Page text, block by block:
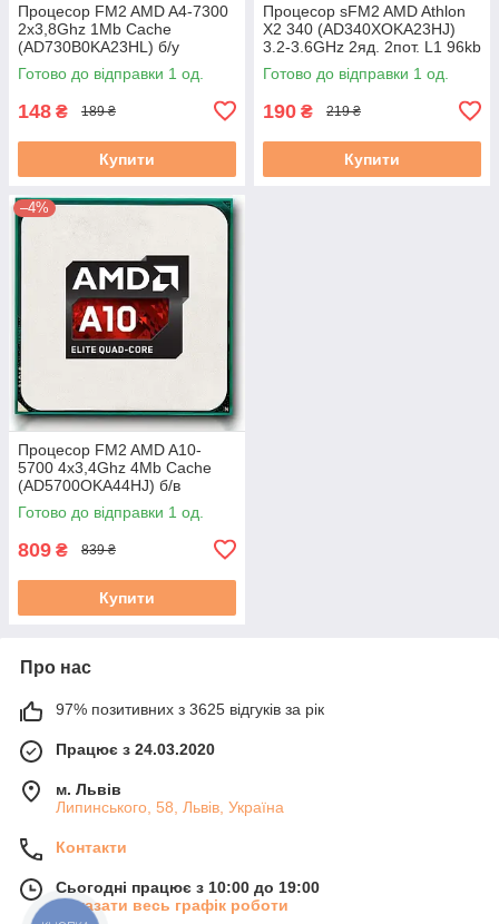
Процесор FM2 AMD A4-7300
2x3,8Ghz 1Mb Cache
(AD730B0KA23HL) б/у
Готово до відправки 1 од.
148 ₴ 189 ₴
Купити
Процесор sFM2 AMD Athlon
X2 340 (AD340XOKA23HJ)
3.2-3.6GHz 2яд. 2пот. L1 96kb
L2 1MB DDR3 1600 65W бу
Готово до відправки 1 од.
190 ₴ 219 ₴
Купити
–4%
Процесор FM2 AMD A10-
5700 4x3,4Ghz 4Mb Cache
(AD5700OKA44HJ) б/в
Готово до відправки 1 од.
809 ₴ 839 ₴
Купити
Про нас
97% позитивних з 3625 відгуків за рік
Працює з 24.03.2020
м. Львів
Липинського, 58, Львів, Україна
Контакти
Сьогодні працює з 10:00 до 19:00
Показати весь графік роботи